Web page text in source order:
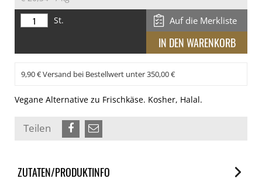
St.
Auf die Merkliste
9,90 € Versand bei Bestellwert unter 350,00 €
Vegane Alternative zu Frischkäse. Kosher, Halal.
Teilen
ZUTATEN/PRODUKTINFO